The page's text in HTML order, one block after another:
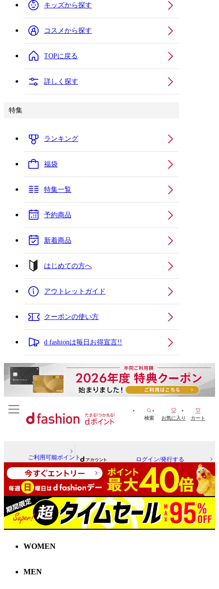
キッズから探す
コスメから探す
TOPに戻る
詳しく探す
特集
ランキング
福袋
特集一覧
予約商品
新着商品
はじめての方へ
アウトレットガイド
クーポンの使い方
d fashionは毎日お得宣言!!
検索 お気に入り カート
ご利用可能ポイント ログイン/発行する
WOMEN
MEN